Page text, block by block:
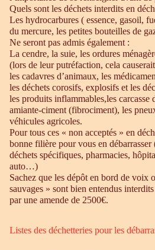
Quels sont les déchets interdits en
Les hydrocarbures ( essence, gasoil,
du mercure, les petites bouteilles de
Ne seront pas admis également :
La cendre, la suie, les ordures
(lors de leur putréfaction, cela
les cadavres d’animaux, les
les déchets corosifs, explosifs et les
les produits inflammables,les carcasse
amiante-ciment (fibrociment), les
véhicules agricoles.
Pour tous ces « non acceptés » en
bonne filière pour vous en débarrasser
déchets spécifiques, pharmacies,
auto…)
Sachez que les dépôt en bord de voix
sauvages » sont bien entendus
par une amende de 2500€.
Listes des déchetteries pour les